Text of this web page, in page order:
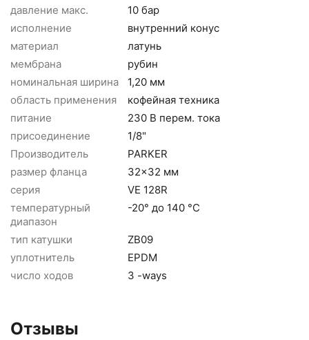
давление макс.
10 бар
исполнение
внутренний конус
материал
латунь
мембрана
рубин
номинальная ширина
1,20 мм
область применения
кофейная техника
питание
230 В перем. тока
присоединение
1/8"
Производитель
PARKER
размер фланца
32x32 мм
серия
VE 128R
температурный
диапазон
-20° до 140 °C
тип катушки
ZB09
уплотнитель
EPDM
число ходов
3 -ways
Отзывы